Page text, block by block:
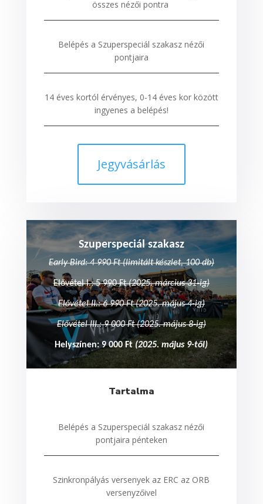
összes nézői pontra
Belépés a Szuperspeciál szakasz nézői
pontjaira
14 éves kortól érvényes, 0-14 éves kor között
ingyenes a belépés!
Jegyvásárlás
Szuperspeciál szakasz
Early Bird: 4 990 Ft (limitált készlet, 100 db)
Elővétel I.: 5 990 Ft(2025. március 31-ig)
Elővétel II.: 6 990 Ft (2025. május 4-ig)
Elővétel III.: 9 000 Ft (2025. május 8-ig)
Helyszínen: 9 000 Ft(2025. május 9-től)
Tartalma
Belépés a Szuperspeciál szakasz nézői
pontjaira pénteken
Szinkronpályás versenyek az ERC az ORB
versenyzőivel